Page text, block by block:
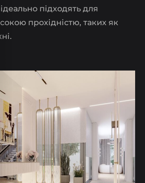
підходять для
прохідністю, таких як